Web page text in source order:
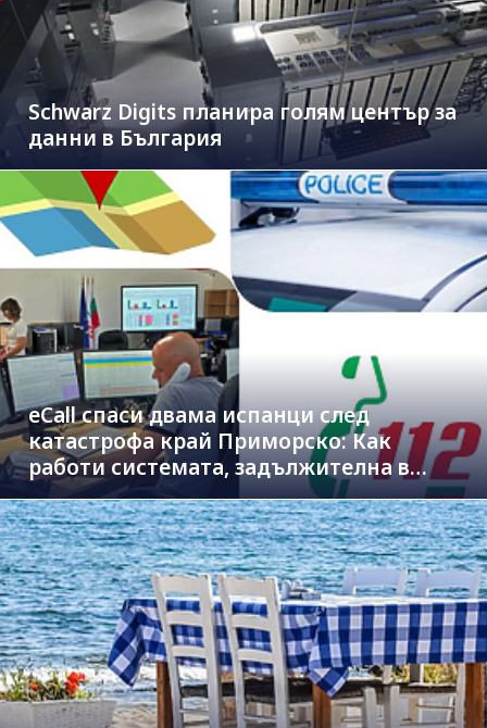
Schwarz Digits планира голям център за
данни в България
eCall спаси двама испанци след
катастрофа край Приморско: Как
работи системата, задължителна в
новите коли